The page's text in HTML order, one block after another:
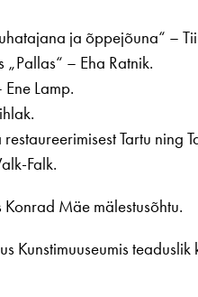
ja õppejõuna“ –
– Eha Ratnik.
Lamp.
Tartu ning
Falk.
Mäe mälestusõhtu.
Kunstimuuseumis teaduslik